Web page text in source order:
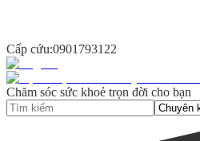
Cấp cứu:0901793122
Chăm sóc sức khoẻ trọn đời cho bạn